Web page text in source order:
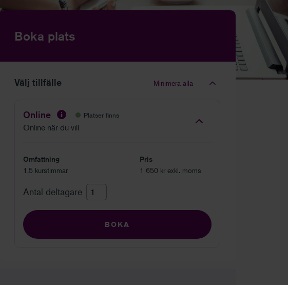
Boka plats
Välj tillfälle Minimera alla
Online Platser finns
Online när du vill
Omfattning
1.5 kurstimmar
Pris
1 650 kr exkl. moms
Antal deltagare
BOKA